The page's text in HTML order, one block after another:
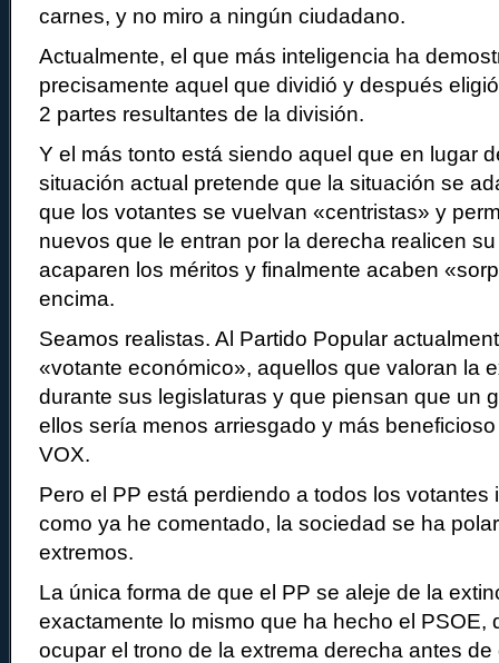
carnes, y no miro a ningún ciudadano.
Actualmente, el que más inteligencia ha
precisamente aquel que dividió y después
2 partes resultantes de la división.
Y el más tonto está siendo aquel que en lugar
situación actual pretende que la situación se
que los votantes se vuelvan «centristas» y
nuevos que le entran por la derecha realicen
acaparen los méritos y finalmente acaben
encima.
Seamos realistas. Al Partido Popular
«votante económico», aquellos que valoran la
durante sus legislaturas y que piensan que un
ellos sería menos arriesgado y más
VOX.
Pero el PP está perdiendo a todos los votantes
como ya he comentado, la sociedad se ha
extremos.
La única forma de que el PP se aleje de la
exactamente lo mismo que ha hecho el PSOE,
ocupar el trono de la extrema derecha antes